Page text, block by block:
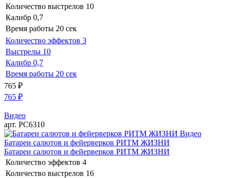
Количество выстрелов 10
Калибр 0,7
Время работы 20 сек
Количество эффектов 3
Выстрелы 10
Калибр 0,7
Время работы 20 сек
765 ₽
765 ₽
Видео
арт. РС6310
Видео
Батареи салютов и фейерверков РИТМ ЖИЗНИ
Батареи салютов и фейерверков РИТМ ЖИЗНИ
Количество эффектов 4
Количество выстрелов 16